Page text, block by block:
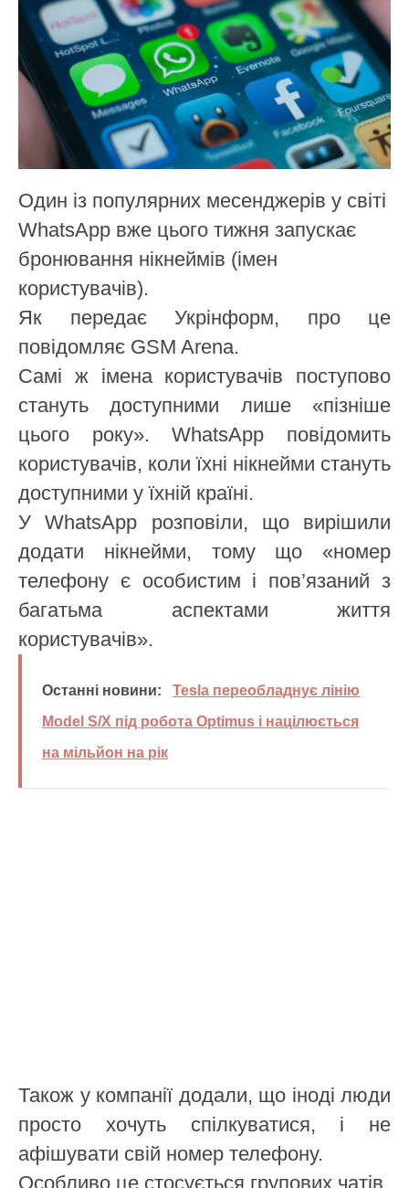
Один із популярних месенджерів у світі
WhatsApp вже цього тижня запускає
бронювання нікнеймів (імен
користувачів).
Як передає Укрінформ, про це
повідомляє GSM Arena.
Самі ж імена користувачів поступово
стануть доступними лише «пізніше
цього року». WhatsApp повідомить
користувачів, коли їхні нікнейми стануть
доступними у їхній країні.
У WhatsApp розповіли, що вирішили
додати нікнейми, тому що «номер
телефону є особистим і пов’язаний з
багатьма аспектами життя
користувачів».
Останні новини:
Tesla переобладнує лінію
Model S/X під робота Optimus і націлюється
на мільйон на рік
Також у компанії додали, що іноді люди
просто хочуть спілкуватися, і не
афішувати свій номер телефону.
Особливо це стосується групових чатів.